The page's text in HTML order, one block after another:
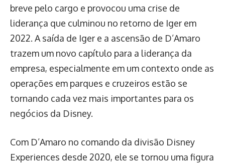
breve pelo cargo e provocou uma crise de
liderança que culminou no retorno de Iger em
2022. A saída de Iger e a ascensão de D’Amaro
trazem um novo capítulo para a liderança da
empresa, especialmente em um contexto onde as
operações em parques e cruzeiros estão se
tornando cada vez mais importantes para os
negócios da Disney.
Com D’Amaro no comando da divisão Disney
Experiences desde 2020, ele se tornou uma figura